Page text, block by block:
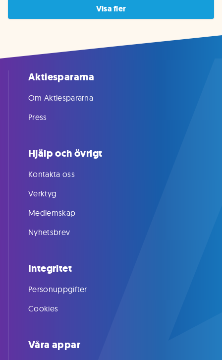
Visa fler
Aktiespararna
Om Aktiespararna
Press
Hjälp och övrigt
Kontakta oss
Verktyg
Medlemskap
Nyhetsbrev
Integritet
Personuppgifter
Cookies
Våra appar